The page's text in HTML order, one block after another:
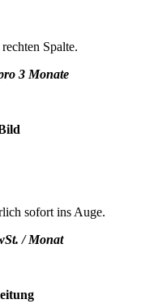
Spalte.
3 Monate
sofort ins Auge.
/ Monat